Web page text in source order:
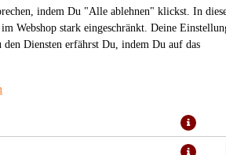
indem Du "Alle ablehnen" klickst. In
Webshop stark eingeschränkt. Deine
Diensten erfährst Du, indem Du auf das